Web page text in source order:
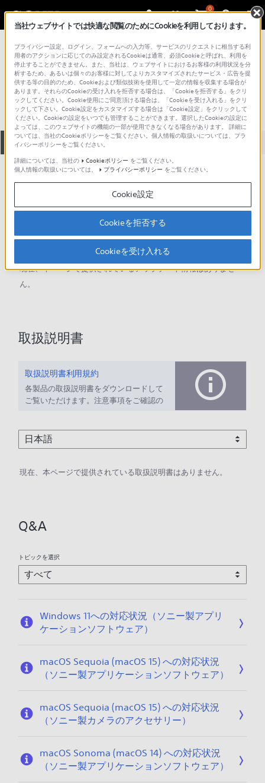
0
総合サポート・お問い合わせ バッテリー／チャージャー
NH-AA-2BE
全て ダウンロード 取扱説明書 Q&A
動画でサポートご利用にあたってのお願い
サポート動画をご利用の際にはソーシャ
ルメディア利用規約をご確認ください。
ダウンロード
現在、本ページで提供されているアップデート情報はありませ
ん。
取扱説明書
取扱説明書利用規約
各製品の取扱説明書をダウンロードして
ご覧いただけます。注意事項をご確認の
現在、本ページで提供されている取扱説明書はありません。
Q&A
トピックを選択
Windows 11への対応状況（ソニー製アプリ
ケーションソフトウェア）
macOS Sequoia (macOS 15) への対応状況
（ソニー製アプリケーションソフトウェア）
macOS Sequoia (macOS 15) への対応状況
（ソニー製カメラのアクセサリー）
macOS Sonoma (macOS 14) への対応状況
（ソニー製アプリケーションソフトウェア）
当社ウェブサイトでは快適な閲覧のためにCookieを利用しております。
プライバシー設定、ログイン、フォームへの入力等、サービスのリクエストに相当する利
用者のアクションに応じてのみ設定されるCookieは通常、必須Cookieと呼ばれ、利用を
停止することができません。また、当社は、ウェブサイトにおけるお客様の利用状況を分
析するため、あるいは個々のお客様に対してよりカスタマイズされたサービス・広告を提
供する等の目的のため、Cookieおよび類似技術を使用して一定の情報を収集する場合が
あります。それらのCookieの受け入れを拒否する場合は、「Cookieを拒否する」をクリ
ックしてください。Cookie使用にご同意頂ける場合は、「Cookieを受け入れる」をクリ
ックして下さい。Cookie設定をカスタマイズする場合は「Cookie設定」をクリックして
ください。Cookieの設定をいつでも管理することができます。選択したCookieの設定に
よっては、このウェブサイトの機能の一部が使用できなくなる場合があります。 詳細に
ついては、当社のCookieポリシーをご覧ください。個人情報の取扱いについては、プラ
イバシーポリシーをご覧ください。
詳細については、当社の
Cookieポリシー をご覧ください。
個人情報の取扱いについては、
プライバシーポリシー をご覧ください。
Cookie設定
Cookieを拒否する
Cookieを受け入れる